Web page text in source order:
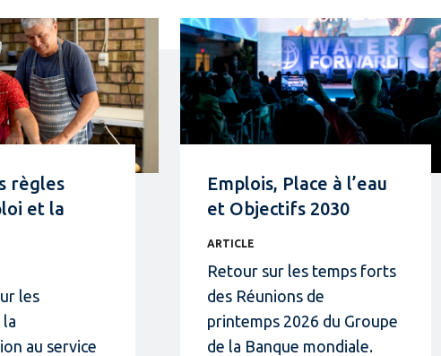
règles
et la
les
au service
Emplois, Place à l’eau
et Objectifs 2030
ARTICLE
Retour sur les temps forts
des Réunions de
printemps 2026 du Groupe
de la Banque mondiale.